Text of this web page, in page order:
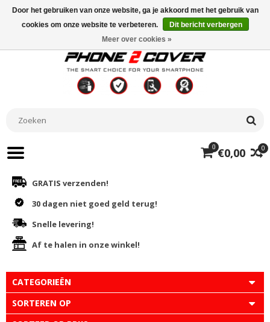
0
0 €0,00
GRATIS verzenden!
30 dagen niet goed geld terug!
Snelle levering!
Af te halen in onze winkel!
CATEGORIEËN
SORTEREN OP
Door het gebruiken van onze website, ga je akkoord met het gebruik van
cookies om onze website te verbeteren.
Dit bericht verbergen
Meer over cookies »